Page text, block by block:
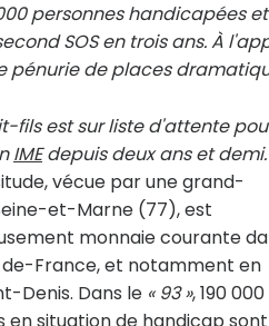
personnes handicapées
SOS en trois ans. À
pénurie de places
fils est sur liste d'attente
IMEdepuis deux ans et demi.
vécue par une grand-
et-Marne (77), est
monnaie courante
France, et notamment en
Denis. Dans le « 93 », 190 000